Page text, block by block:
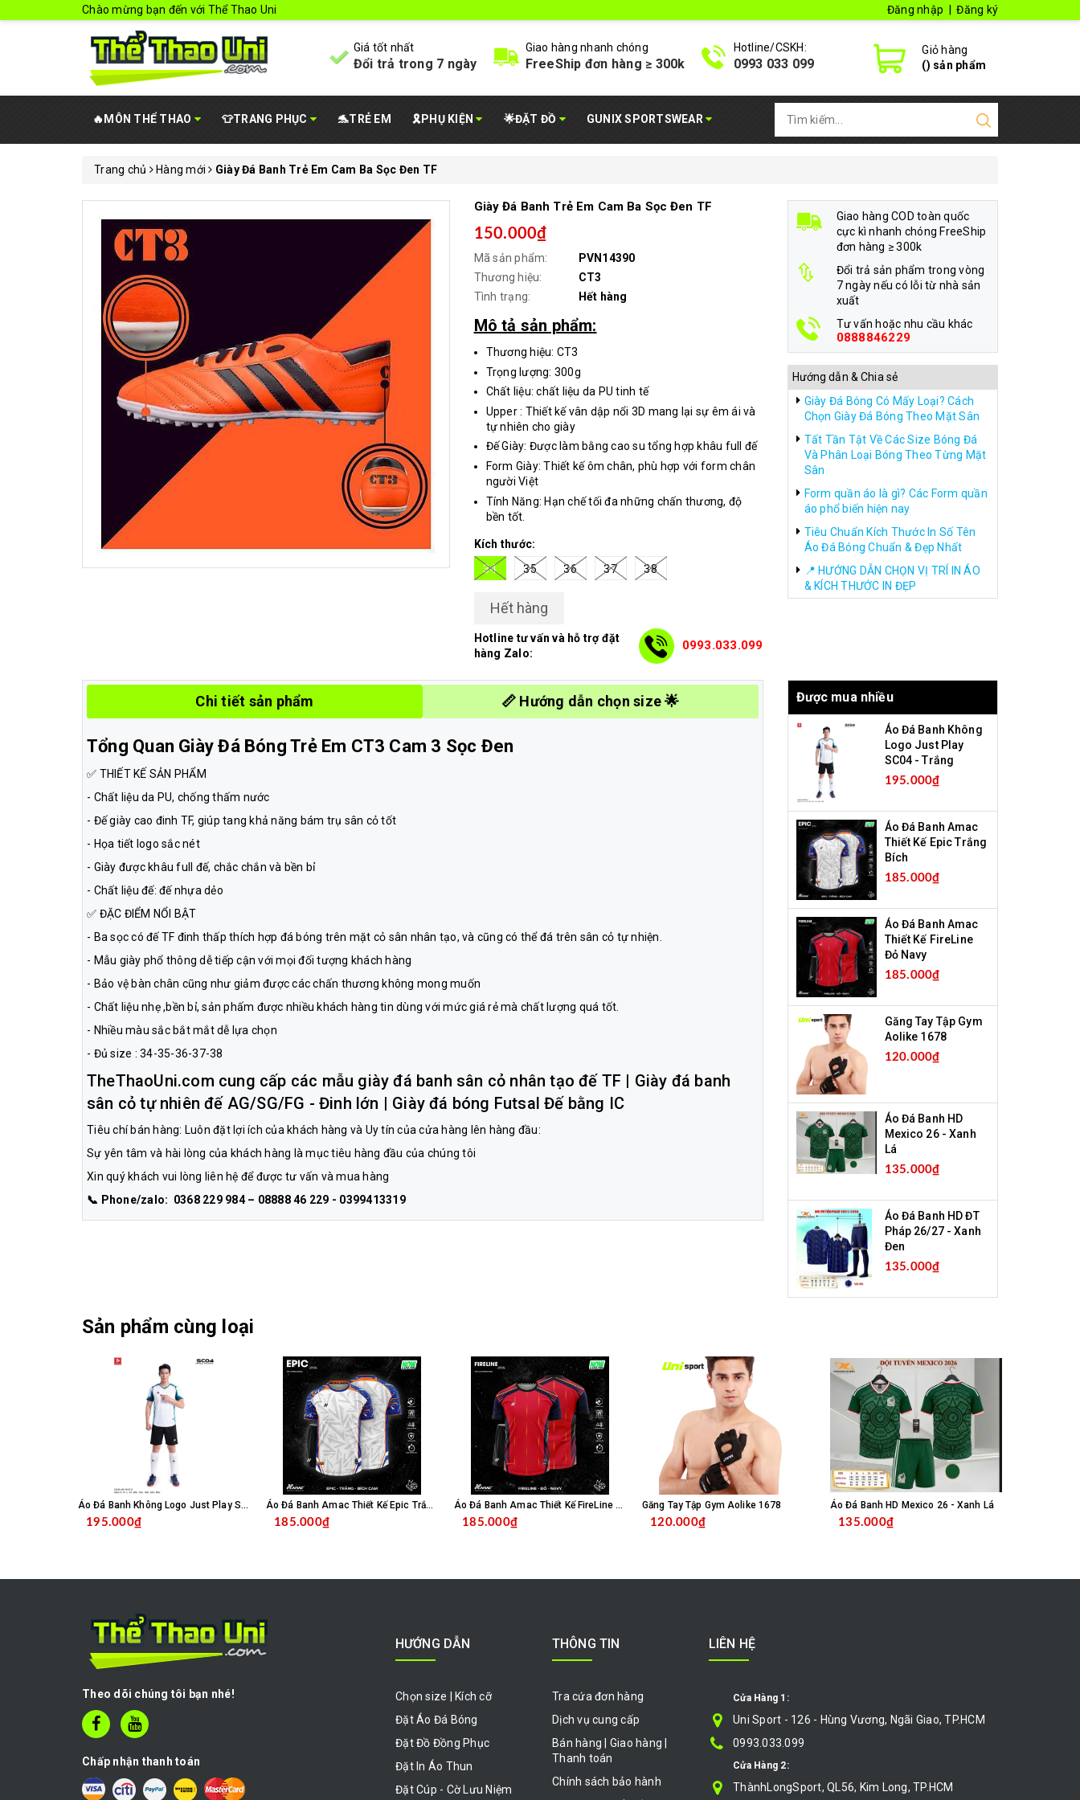
Chào mừng bạn đến với Thể Thao Uni Đăng nhập Đăng ký
Giá tốt nhất
Đổi trả trong 7 ngày
Giao hàng nhanh chóng
FreeShip đơn hàng ≥ 300k
Hotline/CSKH:
0993 033 099
Giỏ hàng
() sản phẩm
🔥MÔN THỂ THAO 👕TRANG PHỤC 🐬TRẺ EM 🎗️PHỤ KIỆN 🌟ĐẶT ĐỒ GUNIX SPORTSWEAR
Trang chủ Hàng mới Giày Đá Banh Trẻ Em Cam Ba Sọc Đen TF
Giày Đá Banh Trẻ Em Cam Ba Sọc Đen TF
150.000₫
Mã sản phẩm:
PVN14390
Thương hiệu:
CT3
Tình trạng:
Hết hàng
Mô tả sản phẩm:
Thương hiệu: CT3
Trọng lượng: 300g
Chất liệu: chất liệu da PU tinh tế
Upper : Thiết kế vân dập nổi 3D mang lại sự êm ái và
tự nhiên cho giày
Đế Giày: Được làm bằng cao su tổng hợp khâu full đế
Form Giày: Thiết kế ôm chân, phù hợp với form chân
người Việt
Tính Năng: Hạn chế tối đa những chấn thương, độ
bền tốt.
Kích thước:
34
35 36 37 38
Hết hàng
Hotline tư vấn và hỗ trợ đặt
hàng Zalo:
0993.033.099
Giao hàng COD toàn quốc
cực kì nhanh chóng FreeShip
đơn hàng ≥ 300k
Đổi trả sản phẩm trong vòng
7 ngày nếu có lỗi từ nhà sản
xuất
Tư vấn hoặc nhu cầu khác
0888846229
Hướng dẫn & Chia sẻ
Giày Đá Bóng Có Mấy Loại? Cách
Chọn Giày Đá Bóng Theo Mặt Sân
Tất Tần Tật Về Các Size Bóng Đá
Và Phân Loại Bóng Theo Từng Mặt
Sân
Form quần áo là gì? Các Form quần
áo phổ biến hiện nay
Tiêu Chuẩn Kích Thước In Số Tên
Áo Đá Bóng Chuẩn & Đẹp Nhất
📍 HƯỚNG DẪN CHỌN VỊ TRÍ IN ÁO
& KÍCH THƯỚC IN ĐẸP
Chi tiết sản phẩm 📏 Hướng dẫn chọn size 🌟
Tổng Quan Giày Đá Bóng Trẻ Em CT3 Cam 3 Sọc Đen
✅ THIẾT KẾ SẢN PHẨM
- Chất liệu da PU, chống thấm nước
- Đế giày cao đinh TF, giúp tang khả năng bám trụ sân cỏ tốt
- Họa tiết logo sắc nét
- Giày được khâu full đế, chắc chắn và bền bỉ
- Chất liệu đế: đế nhựa dẻo
✅ ĐẶC ĐIỂM NỔI BẬT
- Ba sọc có đế TF đinh thấp thích hợp đá bóng trên mặt cỏ sân nhân tạo, và cũng có thể đá trên sân cỏ tự nhiện.
- Mẫu giày phổ thông dễ tiếp cận với mọi đối tượng khách hàng
- Bảo vệ bàn chân cũng như giảm được các chấn thương không mong muốn
- Chất liệu nhẹ ,bền bỉ, sản phấm được nhiều khách hàng tin dùng với mức giá rẻ mà chất lượng quá tốt.
- Nhiều màu sắc bắt mắt dễ lựa chọn
- Đủ size : 34-35-36-37-38
TheThaoUni.com cung cấp các mẫu giày đá banh sân cỏ nhân tạo đế TF | Giày đá banh
sân cỏ tự nhiên đế AG/SG/FG - Đinh lớn | Giày đá bóng Futsal Đế bằng IC
Tiêu chí bán hàng: Luôn đặt lợi ích của khách hàng và Uy tín của cửa hàng lên hàng đầu:
Sự yên tâm và hài lòng của khách hàng là mục tiêu hàng đầu của chúng tôi
Xin quý khách vui lòng liên hệ để được tư vấn và mua hàng
📞 Phone/zalo: 0368 229 984 – 08888 46 229 - 0399413319
Được mua nhiều
Áo Đá Banh Không
Logo Just Play
SC04 - Trắng
195.000₫
Áo Đá Banh Amac
Thiết Kế Epic Trắng
Bích
185.000₫
Áo Đá Banh Amac
Thiết Kế FireLine
Đỏ Navy
185.000₫
Găng Tay Tập Gym
Aolike 1678
120.000₫
Áo Đá Banh HD
Mexico 26 - Xanh
Lá
135.000₫
Áo Đá Banh HD ĐT
Pháp 26/27 - Xanh
Đen
135.000₫
Sản phẩm cùng loại
Áo Đá Banh Không Logo Just Play SC04 - Trắng
195.000₫
Áo Đá Banh Amac Thiết Kế Epic Trắng Bích
185.000₫
Áo Đá Banh Amac Thiết Kế FireLine Đỏ Navy
185.000₫
Găng Tay Tập Gym Aolike 1678
120.000₫
Áo Đá Banh HD Mexico 26 - Xanh Lá
135.000₫
Theo dõi chúng tôi bạn nhé!
Chấp nhận thanh toán
HƯỚNG DẪN
Chọn size | Kích cỡ
Đặt Áo Đá Bóng
Đặt Đồ Đồng Phục
Đặt In Áo Thun
Đặt Cúp - Cờ Lưu Niệm
THÔNG TIN
Tra cứa đơn hàng
Dịch vụ cung cấp
Bán hàng | Giao hàng |
Thanh toán
Chính sách bảo hành
LIÊN HỆ
Cửa Hàng 1:
Uni Sport - 126 - Hùng Vương, Ngãi Giao, TP.HCM
0993.033.099
Cửa Hàng 2:
ThànhLongSport, QL56, Kim Long, TP.HCM